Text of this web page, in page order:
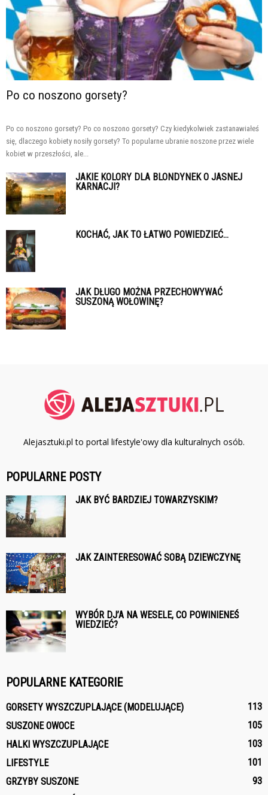
Po co noszono gorsety?
Po co noszono gorsety? Po co noszono gorsety? Czy kiedykolwiek zastanawiałeś
się, dlaczego kobiety nosiły gorsety? To popularne ubranie noszone przez wiele
kobiet w przeszłości, ale...
JAKIE KOLORY DLA BLONDYNEK O JASNEJ
KARNACJI?
KOCHAĆ, JAK TO ŁATWO POWIEDZIEĆ…
JAK DŁUGO MOŻNA PRZECHOWYWAĆ
SUSZONĄ WOŁOWINĘ?
Alejasztuki.pl to portal lifestyle'owy dla kulturalnych osób.
POPULARNE POSTY
JAK BYĆ BARDZIEJ TOWARZYSKIM?
JAK ZAINTERESOWAĆ SOBĄ DZIEWCZYNĘ
WYBÓR DJ’A NA WESELE, CO POWINIENEŚ
WIEDZIEĆ?
POPULARNE KATEGORIE
GORSETY WYSZCZUPLAJĄCE (MODELUJĄCE)
113
SUSZONE OWOCE
105
HALKI WYSZCZUPLAJĄCE
103
LIFESTYLE
101
GRZYBY SUSZONE
93